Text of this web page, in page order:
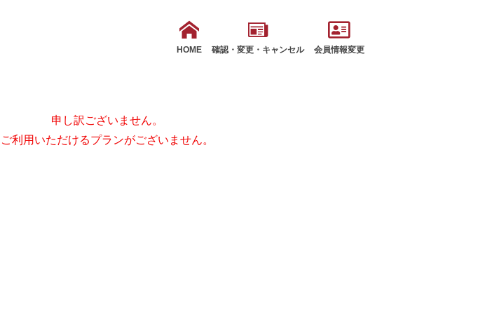
HOME 確認・変更・キャンセル 会員情報変更
申し訳ございません。
ご利用いただけるプランがございません。